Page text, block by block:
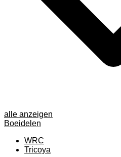
alle anzeigen
Boeidelen
WRC
Tricoya